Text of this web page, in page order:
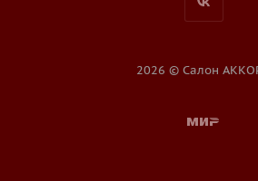
2026 © Салон